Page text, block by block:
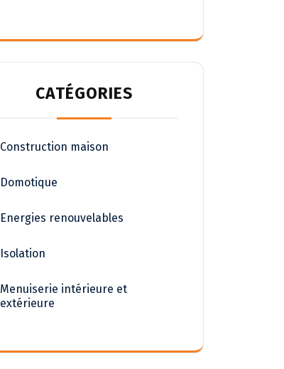
CATÉGORIES
Construction maison
Domotique
Energies renouvelables
Isolation
Menuiserie intérieure et
extérieure